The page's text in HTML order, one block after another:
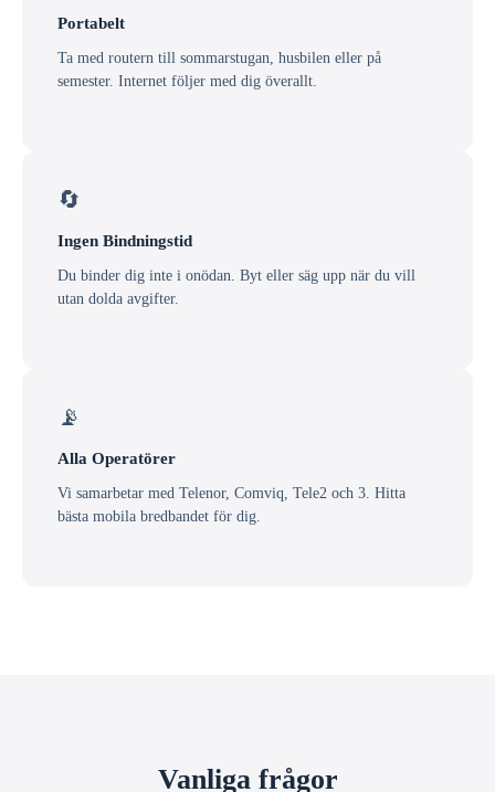
Portabelt
Ta med routern till sommarstugan, husbilen eller på
semester. Internet följer med dig överallt.
🔄
Ingen Bindningstid
Du binder dig inte i onödan. Byt eller säg upp när du vill
utan dolda avgifter.
📡
Alla Operatörer
Vi samarbetar med Telenor, Comviq, Tele2 och 3. Hitta
bästa mobila bredbandet för dig.
Vanliga frågor